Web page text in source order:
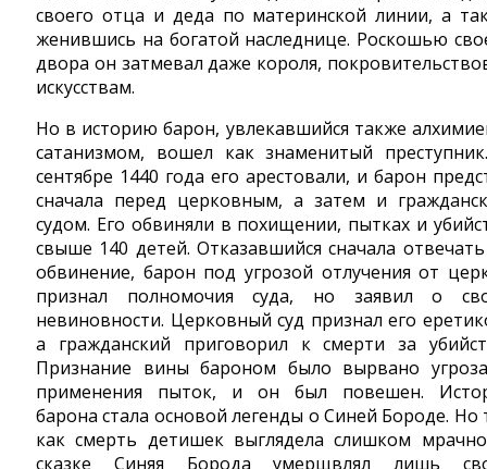
своего отца и деда по материнской линии, а
женившись на богатой наследнице. Роскошью
двора он затмевал даже короля,
искусствам.
Но в историю барон, увлекавшийся также
сатанизмом, вошел как знаменитый
сентябре 1440 года его арестовали, и барон
сначала перед церковным, а затем и
судом. Его обвиняли в похищении, пытках и
свыше 140 детей. Отказавшийся сначала
обвинение, барон под угрозой отлучения от
признал полномочия суда, но заявил о
невиновности. Церковный суд признал его
а гражданский приговорил к смерти за
Признание вины бароном было вырвано
применения пыток, и он был повешен.
барона стала основой легенды о Синей Бороде. Но
как смерть детишек выглядела слишком
сказке Синяя Борода умерщвлял лишь